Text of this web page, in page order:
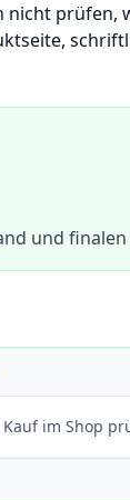
nicht
und
im Shop